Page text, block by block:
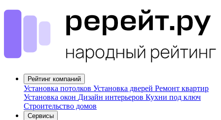
Рейтинг компаний
Установка потолков Установка дверей Ремонт квартир
Установка окон Дизайн интерьеров Кухни под ключ
Строительство домов
Сервисы